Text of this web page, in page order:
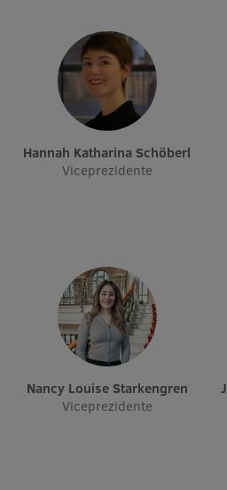
Muzeji un ekspozīcijas
Ģerbonis
Projekti
Reitingi
Dati par 2025. gadu
Suvenīri un grāmatas
Mūžizglītība
Hannah Katharina Schöberl
Viceprezidente
Nancy Louise Starkengren
Viceprezidente